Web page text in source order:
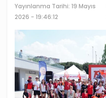
Yayınlanma Tarihi: 19 Mayıs
2026 - 19:46:12